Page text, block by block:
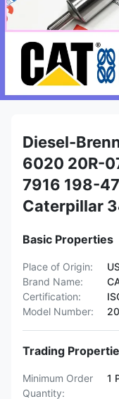
Diesel-
6020 20R-
7916 198-
Caterpillar
Basic Properties
Place of Origin:
Brand Name:
Certification:
Model Number:
Trading
Minimum Order
Quantity:
1